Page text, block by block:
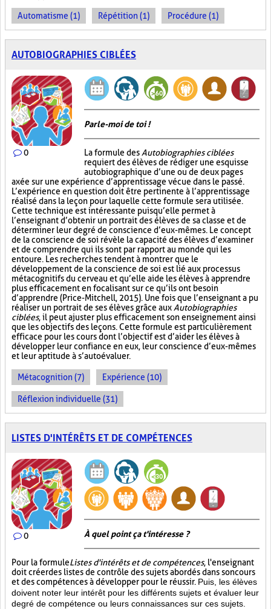
Automatisme (1) Répétition (1) Procédure (1)
AUTOBIOGRAPHIES CIBLÉES
0
Parle-moi de toi !
La formule des Autobiographies ciblées
requiert des élèves de rédiger une esquisse
autobiographique d’une ou de deux pages
axée sur une expérience d’apprentissage vécue dans le passé.
L’expérience en question doit être pertinente à l’apprentissage
réalisé dans la leçon pour laquelle cette formule sera utilisée.
Cette technique est intéressante puisqu’elle permet à
l’enseignant d’obtenir un portrait des élèves de sa classe et de
déterminer leur degré de conscience d’eux-mêmes. Le concept
de la conscience de soi révèle la capacité des élèves d’examiner
et de comprendre qui ils sont par rapport au monde qui les
entoure. Les recherches tendent à montrer que le
développement de la conscience de soi est lié aux processus
métacognitifs du cerveau et qu’elle aide les élèves à apprendre
plus efficacement en focalisant sur ce qu’ils ont besoin
d’apprendre (Price-Mitchell, 2015). Une fois que l’enseignant a pu
réaliser un portrait de ses élèves grâce aux Autobiographies
ciblées, il peut ajuster plus efficacement son enseignement ainsi
que les objectifs des leçons. Cette formule est particulièrement
efficace pour les cours dont l’objectif est d’aider les élèves à
développer leur confiance en eux, leur conscience d’eux-mêmes
et leur aptitude à s’autoévaluer.
Métacognition (7) Expérience (10)
Réflexion individuelle (31)
LISTES D'INTÉRÊTS ET DE COMPÉTENCES
0 À quel point ça t'intéresse ?
Pour la formuleListes d'intérêts et de compétences, l'enseignant
doit créer des listes de contrôle des sujets abordés dans son cours
et des compétences à développer pour le réussir. Puis, les élèves
doivent noter leur intérêt pour les différents sujets et évaluer leur
degré de compétence ou leurs connaissances sur ces sujets.